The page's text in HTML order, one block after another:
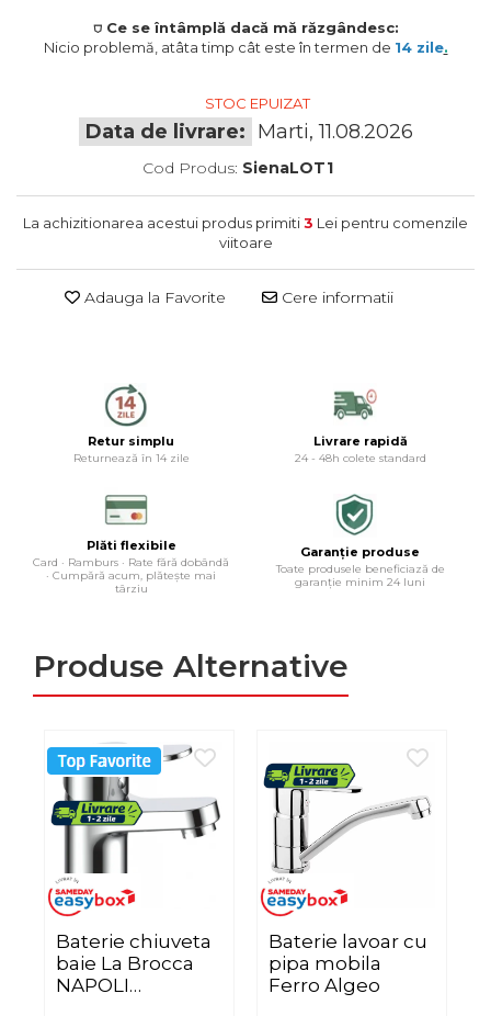
Dulapuri baie
Mobilier baie
Cuiere si suporturi prosoape
Rafturi si depozitare
Accesorii lavoare
Suporturi si accesorii de baie
Gratare de gradina
Accesorii instalatii sanitare
⛉ Ce se întâmplă dacă mă răzgândesc:
Nicio problemă, atâta timp cât este în termen de 14 zile.
STOC EPUIZAT
Data de livrare: Marti, 11.08.2026
Cod Produs: SienaLOT1
La achizitionarea acestui produs primiti3 Lei pentru comenzile
viitoare
Adauga la Favorite Cere informatii
Retur simplu
Returnează în 14 zile
Livrare rapidă
24 - 48h colete standard
Plăti flexibile
Card · Ramburs · Rate fără dobândă
· Cumpără acum, plătește mai
târziu
Garanție produse
Toate produsele beneficiază de
garanție minim 24 luni
Produse Alternative
Baterie chiuveta
baie La Brocca
NAPOLI
Baterie lavoar cu
pipa mobila
Ferro Algeo